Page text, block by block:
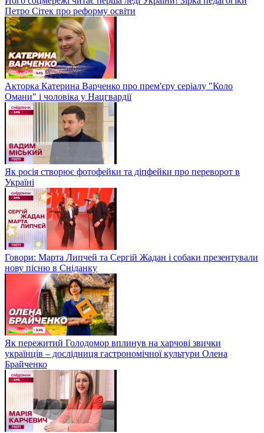
Петро Сітек про реформу освіти
Акторка Катерина Варченко про прем'єру серіалу "Коло
Омани" і чоловіка у Нацгвардії
Як росія створює фотофейки та діпфейки про переворот в
Україні
Говори: Марта Липчей та Сергій Жадан і собаки презентували
нову пісню в Сніданку
Як пережитий Голодомор вплинув на харчові звички
українців – дослідниця гастрономічної культури Олена
Брайченко